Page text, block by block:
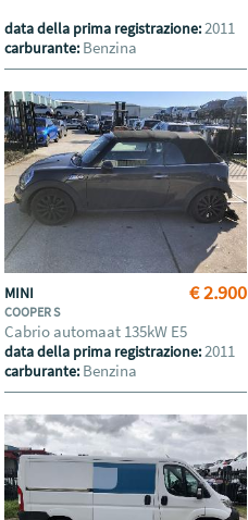
data della prima registrazione:2011
carburante: Benzina
€ 2.900
MINI
COOPER S
Cabrio automaat 135kW E5
data della prima registrazione:2011
carburante: Benzina